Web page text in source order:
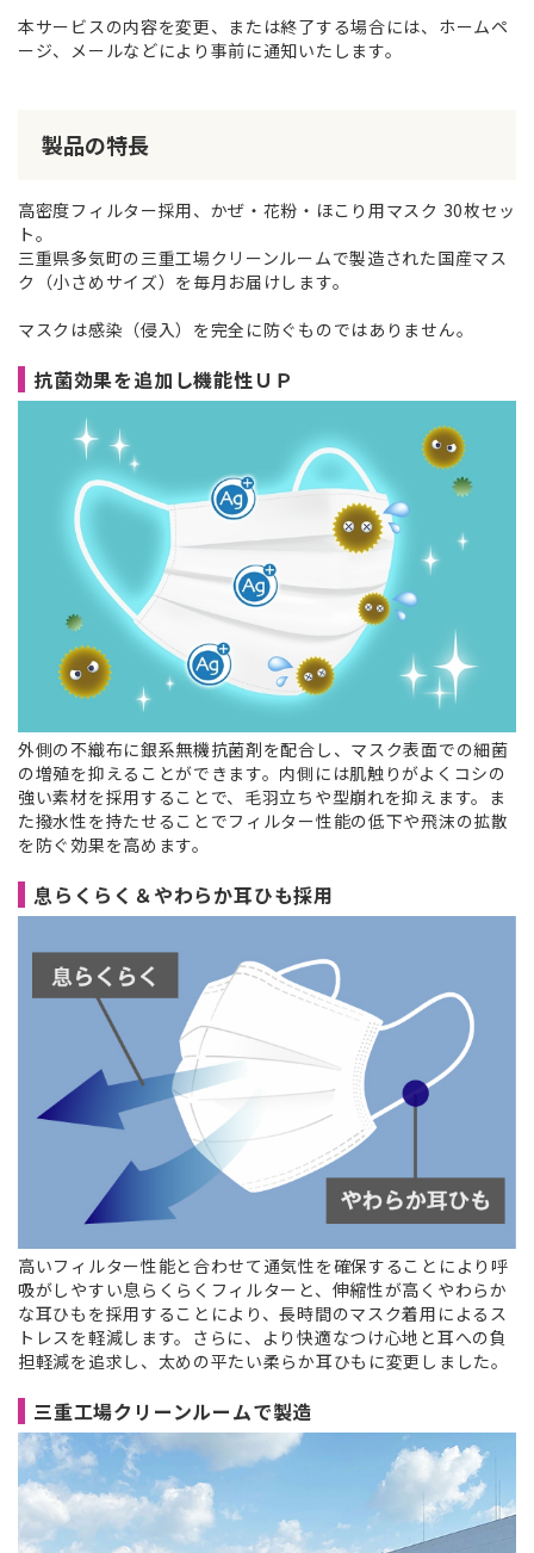
本サービスの内容を変更、または終了する場合には、ホームペ
ージ、メールなどにより事前に通知いたします。
製品の特長
高密度フィルター採用、かぜ・花粉・ほこり用マスク 30枚セッ
ト。
三重県多気町の三重工場クリーンルームで製造された国産マス
ク（小さめサイズ）を毎月お届けします。
マスクは感染（侵入）を完全に防ぐものではありません。
抗菌効果を追加し機能性ＵＰ
外側の不織布に銀系無機抗菌剤を配合し、マスク表面での細菌
の増殖を抑えることができます。内側には肌触りがよくコシの
強い素材を採用することで、毛羽立ちや型崩れを抑えます。ま
た撥水性を持たせることでフィルター性能の低下や飛沫の拡散
を防ぐ効果を高めます。
息らくらく＆やわらか耳ひも採用
高いフィルター性能と合わせて通気性を確保することにより呼
吸がしやすい息らくらくフィルターと、伸縮性が高くやわらか
な耳ひもを採用することにより、長時間のマスク着用によるス
トレスを軽減します。さらに、より快適なつけ心地と耳への負
担軽減を追求し、太めの平たい柔らか耳ひもに変更しました。
三重工場クリーンルームで製造